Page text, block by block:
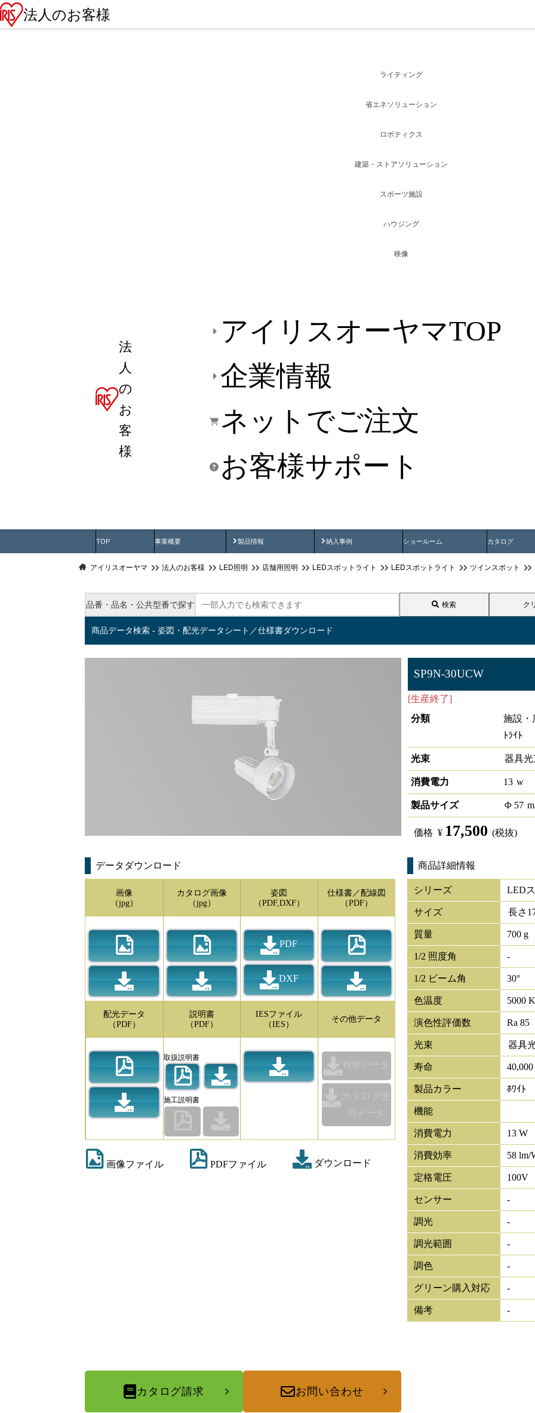
法人のお客様
法
人
の
お
客
様
アイリスオーヤマTOP
企業情報
ネットでご注文
お客様サポート
ライティング
省エネソリューション
ロボティクス
建築・ストアソリューション
スポーツ施設
ハウジング
映像
TOP 事業概要 製品情報
製品動画 納入事例
納入事例動画 ショールーム カタログ
アイリスオーヤマ 法人のお客様 LED照明 店舗用照明 LEDスポットライト LEDスポットライト ツインスポット
品番・品名・公共型番で探す 検索 ク
商品データ検索 - 姿図・配光データシート／仕様書ダウンロード
SP9N-30UCW
[生産終了]
分類
施設
ﾄﾗｲﾄ
光束 器具
消費電力 13 w
製品サイズ Φ 57
価格 ¥ 17,500 (税抜)
データダウンロード
画像
（jpg）
カタログ画像
（jpg）
姿図
（PDF,DXF）
PDF
DXF
仕様書／配線図
（PDF）
配光データ
（PDF）
説明書
（PDF）
取扱説明書
施工説明書
IESファイル
（IES）
その他データ
POPデータ
カタログ使
用データ
画像ファイル PDFファイル ダウンロード
商品詳細情報
シリーズ LED
サイズ 長さ
質量 700 g
1/2 照度角 -
1/2 ビーム角 30°
色温度 5000 K
演色性評価数 Ra 85
光束 器具
寿命
製品カラー ﾎﾜｲﾄ
機能
消費電力 13 W
消費効率 58 lm/
定格電圧 100V
センサー -
調光 -
調光範囲 -
調色 -
グリーン購入対応 -
備考 -
カタログ請求 お問い合わせ